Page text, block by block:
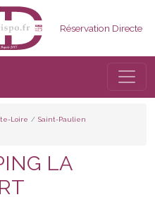
Réservation Directe
Loire
Saint-Paulien
LA